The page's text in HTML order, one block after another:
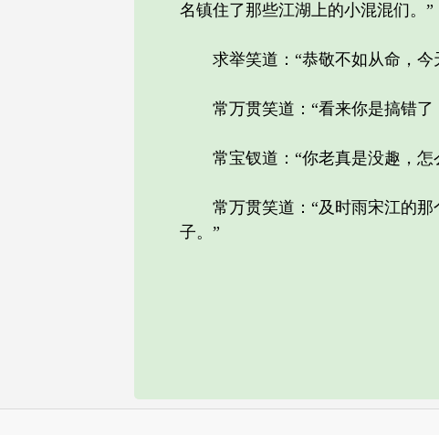
名镇住了那些江湖上的小混混们。”
求举笑道：“恭敬不如从命，今
常万贯笑道：“看来你是搞错了
常宝钗道：“你老真是没趣，怎
常万贯笑道：“及时雨宋江的那
子。”